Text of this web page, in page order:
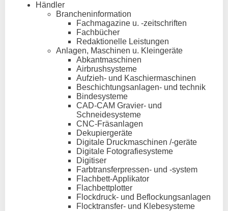
Händler
Brancheninformation
Fachmagazine u. -zeitschriften
Fachbücher
Redaktionelle Leistungen
Anlagen, Maschinen u. Kleingeräte
Abkantmaschinen
Airbrushsysteme
Aufzieh- und Kaschiermaschinen
Beschichtungsanlagen- und technik
Bindesysteme
CAD-CAM Gravier- und
Schneidesysteme
CNC-Fräsanlagen
Dekupiergeräte
Digitale Druckmaschinen /-geräte
Digitale Fotografiesysteme
Digitiser
Farbtransferpressen- und -system
Flachbett-Applikator
Flachbettplotter
Flockdruck- und Beflockungsanlagen
Flocktransfer- und Klebesysteme